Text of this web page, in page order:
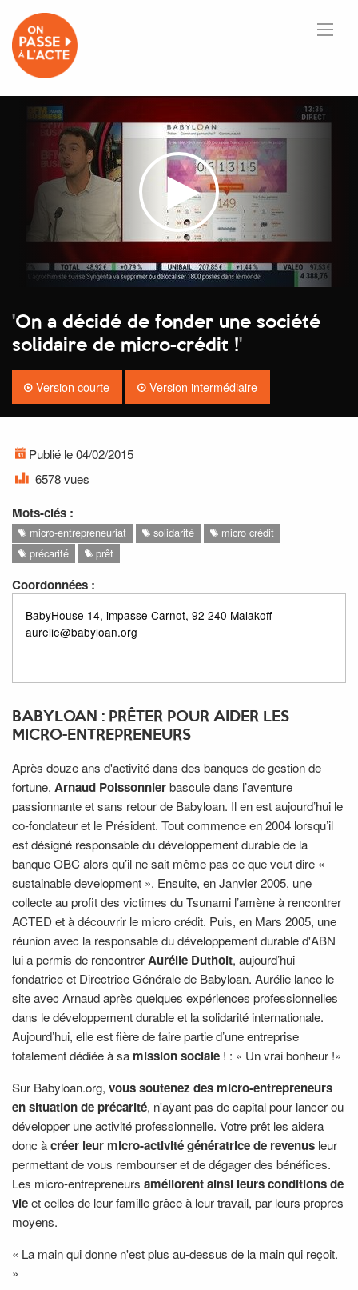
'On a décidé de fonder une société
solidaire de micro-crédit !'
Version courte Version intermédiaire
Publié le 04/02/2015
6578 vues
Mots-clés :
micro-entrepreneuriat solidarité
micro crédit
précarité
prêt
Coordonnées :
BabyHouse 14, impasse Carnot, 92 240 Malakoff
aurelie@babyloan.org
BABYLOAN : PRÊTER POUR AIDER LES
MICRO-ENTREPRENEURS
Après douze ans d'activité dans des banques de gestion de
fortune, Arnaud Poissonnierbascule dans l’aventure
passionnante et sans retour de Babyloan. Il en est aujourd’hui le
co-fondateur et le Président. Tout commence en 2004 lorsqu’il
est désigné responsable du développement durable de la
banque OBC alors qu’il ne sait même pas ce que veut dire «
sustainable development ». Ensuite, en Janvier 2005, une
collecte au profit des victimes du Tsunami l’amène à rencontrer
ACTED et à découvrir le micro crédit. Puis, en Mars 2005, une
réunion avec la responsable du développement durable d'ABN
lui a permis de rencontrerAurélie Duthoit, aujourd’hui
fondatrice et Directrice Générale de Babyloan. Aurélie lance le
site avec Arnaud après quelques expériences professionnelles
dans le développement durable et la solidarité internationale.
Aujourd’hui, elle est fière de faire partie d’une entreprise
totalement dédiée à sa mission sociale ! : « Un vrai bonheur !»
Sur Babyloan.org, vous soutenez des micro-entrepreneurs
en situation de précarité, n'ayant pas de capital pour lancer ou
développer une activité professionnelle. Votre prêt les aidera
donc àcréer leur micro-activité génératrice de revenus leur
permettant de vous rembourser et de dégager des bénéfices.
Les micro-entrepreneurs améliorent ainsi leurs conditions de
vieet celles de leur famille grâce à leur travail, par leurs propres
moyens.
« La main qui donne n'est plus au-dessus de la main qui reçoit.
»